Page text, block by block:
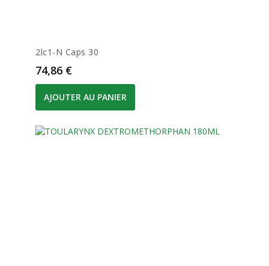
2lc1-N Caps 30
Prix
74,86 €
AJOUTER AU PANIER